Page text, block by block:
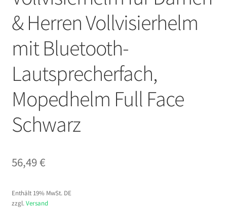
& Herren Vollvisierhelm
mit Bluetooth-
Lautsprecherfach,
Mopedhelm Full Face
Schwarz
56,49€
Enthält 19% MwSt. DE
zzgl. Versand